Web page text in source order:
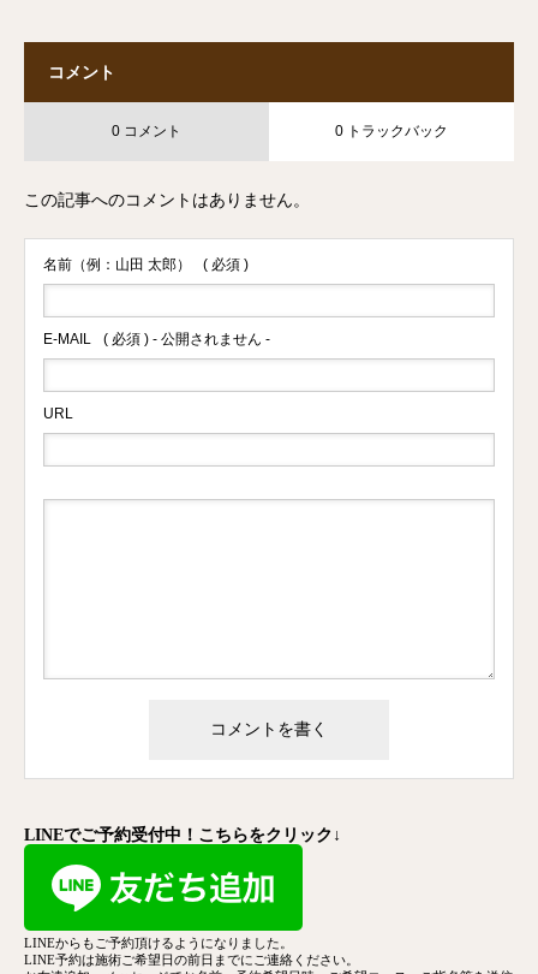
コメント
0 コメント 0 トラックバック
この記事へのコメントはありません。
名前（例：山田 太郎） ( 必須 )
E-MAIL ( 必須 ) - 公開されません -
URL
LINEでご予約受付中！こちらをクリック↓
LINEからもご予約頂けるようになりました。
LINE予約は施術ご希望日の前日までにご連絡ください。